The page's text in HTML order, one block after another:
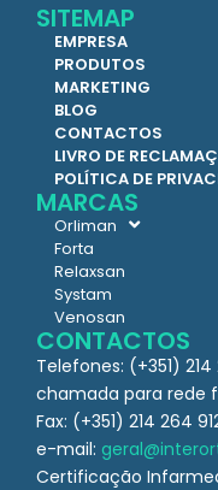
SITEMAP
EMPRESA
PRODUTOS
MARKETING
BLOG
CONTACTOS
LIVRO DE
POLÍTICA DE
MARCAS
Orliman
Forta
Relaxsan
Systam
Venosan
CONTACTOS
Telefones: (+351) 214
chamada para rede
Fax: (+351) 214 264
e-mail:
Certificação